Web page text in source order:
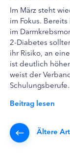
Im März steht
im Fokus.
im
2-Diabetes
ihr Risiko, an
ist deutlich
weist der
Beitrag lesen
Ältere